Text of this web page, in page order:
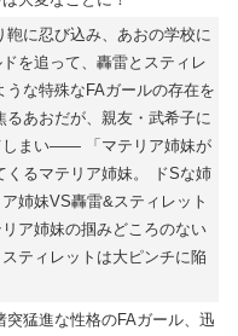
鞄に忍び込み、あおの学校に
を追って、轟雷とスティレ
うな特殊なFAガールの存在を
あおだが、親友・武希子に
しまい―― 「マテリア姉妹が
くるマテリア姉妹。 ドSな姉
姉妹VS轟雷&スティレット
ア姉妹の掴みどころのない
ティレットは大ピンチに陥
突猛進な性格のFAガール、迅